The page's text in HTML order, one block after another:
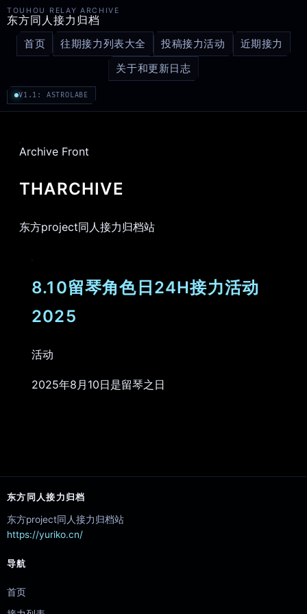
TOUHOU RELAY ARCHIVE
东方同人接力归档
首页 往期接力列表大全 投稿接力活动
近期接力
关于和更新日志
V1.1: ASTROLABE
Archive Front
THARCHIVE
东方project同人接力归档站
8.10留琴角色日24H接力活动
2025
活动
2025年8月10日是留琴之日
东方同人接力归档
东方project同人接力归档站
https://yuriko.cn/
导航
首页